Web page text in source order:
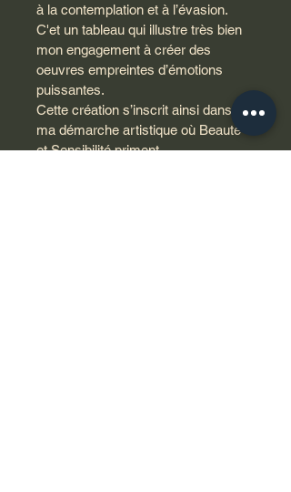
à la contemplation et à l’évasion.
C'et un tableau qui illustre très bien
mon engagement à créer des
oeuvres empreintes d’émotions
puissantes.
Cette création s’inscrit ainsi dans
ma démarche artistique où Beauté
et Sensibilité priment.